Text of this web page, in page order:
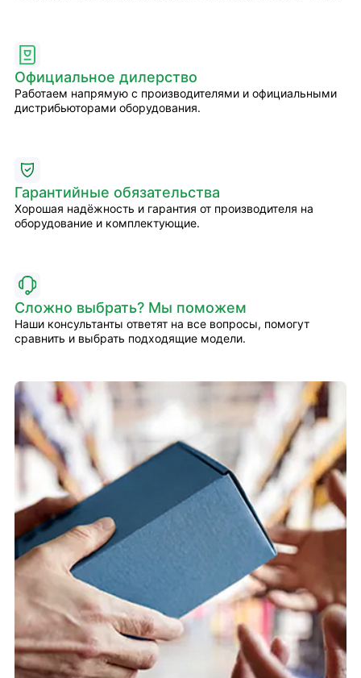
Официальное дилерство
Работаем напрямую с производителями и официальными
дистрибьюторами оборудования.
Гарантийные обязательства
Хорошая надёжность и гарантия от производителя на
оборудование и комплектующие.
Сложно выбрать? Мы поможем
Наши консультанты ответят на все вопросы, помогут
сравнить и выбрать подходящие модели.